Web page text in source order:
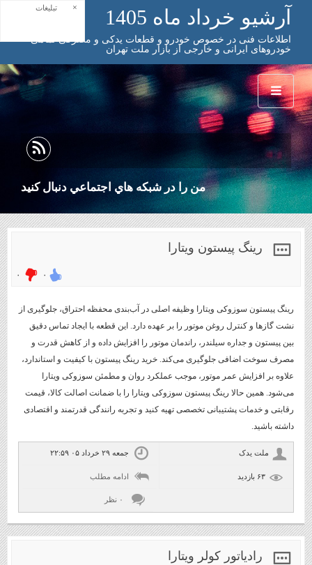
آرشیو خرداد ماه 1405
اطلاعات فنی در خصوص خودرو و قطعات یدکی و مصرفی تمامی
خودروهای ایرانی و خارجی از بازار ملت تهران
من را در شبكه هاي اجتماعي دنبال كنيد
رینگ پیستون ویتارا
۰ ۰
رینگ پیستون سوزوکی ویتارا وظیفه اصلی در آب‌بندی محفظه احتراق، جلوگیری از
نشت گازها و کنترل روغن موتور را بر عهده دارد. این قطعه با ایجاد تماس دقیق
بین پیستون و جداره سیلندر، راندمان موتور را افزایش داده و از کاهش قدرت و
مصرف سوخت اضافی جلوگیری می‌کند. خرید رینگ پیستون با کیفیت و استاندارد،
علاوه بر افزایش عمر موتور، موجب عملکرد روان و مطمئن سوزوکی ویتارا
می‌شود. همین حالا رینگ پیستون سوزوکی ویتارا را با ضمانت اصالت کالا، قیمت
رقابتی و خدمات پشتیبانی تخصصی تهیه کنید و تجربه رانندگی قدرتمند و اقتصادی
داشته باشید.
ملت یدک جمعه ۲۹ خرداد ۰۵ ۲۲:۵۹
ادامه مطلب
۰ نظر
رادیاتور کولر ویتارا
تبلیغات ×